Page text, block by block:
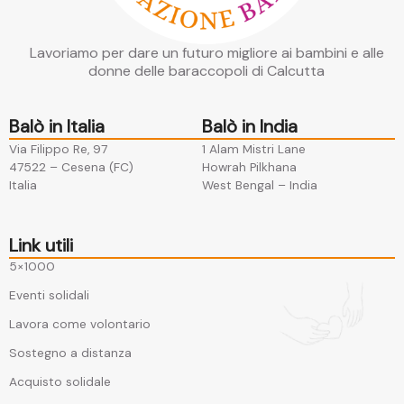
Lavoriamo per dare un futuro migliore ai bambini e alle
donne delle baraccopoli di Calcutta
Balò in Italia
Via Filippo Re, 97
47522 – Cesena (FC)​
Italia
Balò in India
1 Alam Mistri Lane
Howrah Pilkhana​
West Bengal – India
Link utili
5×1000
Eventi solidali
Lavora come volontario
Sostegno a distanza
Acquisto solidale